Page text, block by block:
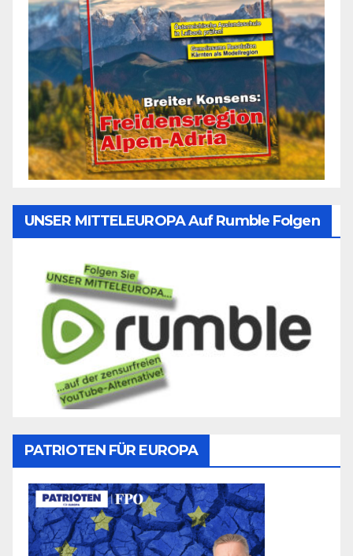
UNSER MITTELEUROPA Auf Rumble Folgen
PATRIOTEN FÜR EUROPA